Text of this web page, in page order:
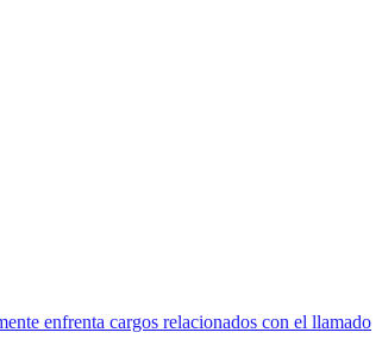
enfrenta cargos relacionados con el llamado